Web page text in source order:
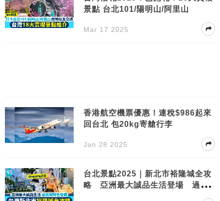
景點 台北101/陽明山/阿里山
Mar 17 2025
香港航空機票優惠！連稅$986起來
回台北 包20kg寄艙行李
Jan 28 2025
台北景點2025｜新北市裕隆城全攻
略 亞洲最大誠品生活登場 過百